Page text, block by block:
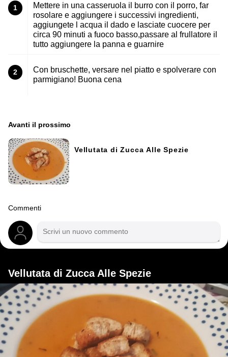
1
Mettere in una casseruola il burro con il porro, far
rosolare e aggiungere i successivi ingredienti,
aggiungete l acqua il dado e lasciate cuocere per
circa 90 minuti a fuoco basso,passare al frullatore il
tutto aggiungere la panna e guarnire
2
Con bruschette, versare nel piatto e spolverare con
parmigiano! Buona cena
Avanti il ​​prossimo
Vellutata di Zucca Alle Spezie
Commenti
Vellutata di Zucca Alle Spezie